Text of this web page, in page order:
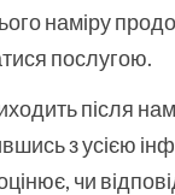
наміру
послугою.
після
з усією
чи